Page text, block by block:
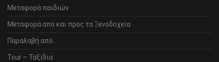
Μεταφορά παιδιών
Μεταφορά από και προς τα Ξενοδοχεία
Παραλαβή από…
Tour – Ταξίδια